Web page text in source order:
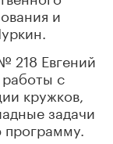
и
218 Евгений
с
кружков,
задачи